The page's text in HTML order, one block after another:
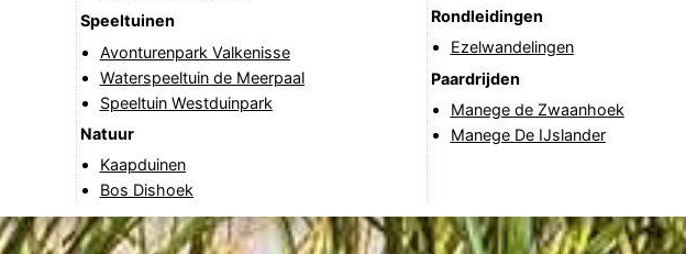
Speeltuinen
Avonturenpark Valkenisse
Waterspeeltuin de Meerpaal
Speeltuin Westduinpark
Natuur
Kaapduinen
Bos Dishoek
Rondleidingen
Ezelwandelingen
Paardrijden
Manege de Zwaanhoek
Manege De IJslander